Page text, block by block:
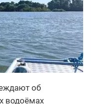
об
водоёмах